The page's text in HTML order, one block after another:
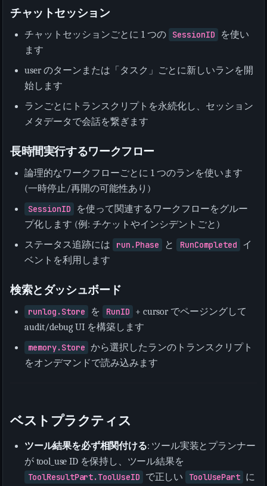
チャットセッション
チャットセッションごとに 1 つの SessionID
を使い
ます
user のターンまたは「タスク」ごとに新しいランを開
始します
ランごとにトランスクリプトを永続化し、セッション
メタデータで会話を繋ぎます
長時間実行するワークフロー
論理的なワークフローごとに 1 つのランを使います
(一時停止/再開の可能性あり)
SessionID
を使って関連するワークフローをグルー
プ化します (例: チケットやインシデントごと)
ステータス追跡には
run.Phase と RunCompleted
イ
ベントを利用します
検索とダッシュボード
runlog.Store を RunID
+ cursor でページングして
audit/debug UI を構築します
memory.Store から選択したランのトランスクリプト
をオンデマンドで読み込みます
ベストプラクティス
ツール結果を必ず相関付ける: ツール実装とプランナー
が tool_use ID を保持し、ツール結果を
ToolResultPart.ToolUseID
で正しい ToolUsePart に